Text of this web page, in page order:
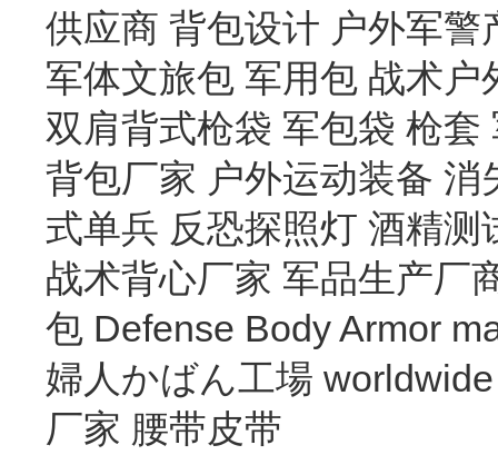
供应商 背包设计 户外军警
军体文旅包 军用包 战术户
双肩背式枪袋 军包袋 枪套
背包厂家 户外运动装备 消
式单兵 反恐探照灯 酒精测
战术背心厂家 军品生产厂
包 Defense Body Armor
婦人かばん工場 worldwide
厂家 腰带皮带